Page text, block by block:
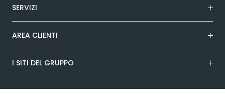
SERVIZI
AREA CLIENTI
I SITI DEL GRUPPO